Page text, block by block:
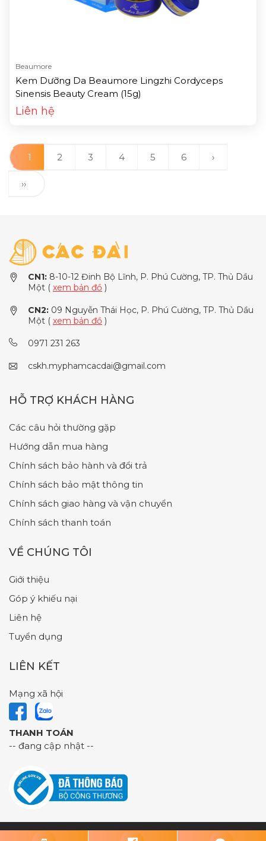
Beaumore
Kem Dưỡng Da Beaumore Lingzhi Cordyceps
Sinensis Beauty Cream (15g)
Liên hệ
1 2 3 4 5 6 ›
››
CN1: 8-10-12 Đinh Bộ Lĩnh, P. Phú Cường, TP. Thủ Dầu
Một ( xem bản đồ )
CN2: 09 Nguyễn Thái Học, P. Phú Cường, TP. Thủ Dầu
Một ( xem bản đồ )
0971 231 263
cskh.myphamcacdai@gmail.com
HỖ TRỢ KHÁCH HÀNG
Các câu hỏi thường gặp
Hướng dẫn mua hàng
Chính sách bảo hành và đổi trả
Chính sách bảo mật thông tin
Chính sách giao hàng và vận chuyển
Chính sách thanh toán
VỀ CHÚNG TÔI
Giới thiệu
Góp ý khiếu nại
Liên hệ
Tuyển dụng
LIÊN KẾT
Mạng xã hội
THANH TOÁN
-- đang cập nhật --
Các Đài – Mỹ phẩm chính hãng số 1 Bình Dương